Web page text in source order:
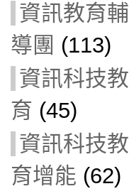
資訊教育輔
導團 (113)
資訊科技教
育 (45)
資訊科技教
育增能 (62)